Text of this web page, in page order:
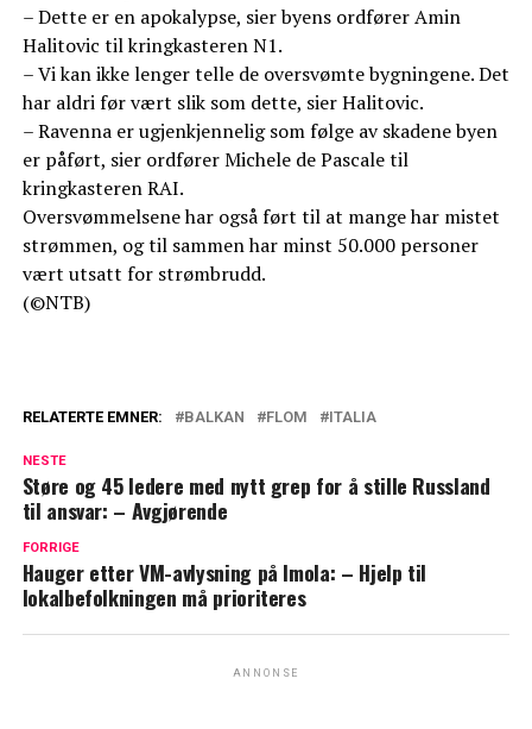
– Dette er en apokalypse, sier byens ordfører Amin
Halitovic til kringkasteren N1.
– Vi kan ikke lenger telle de oversvømte bygningene. Det
har aldri før vært slik som dette, sier Halitovic.
– Ravenna er ugjenkjennelig som følge av skadene byen
er påført, sier ordfører Michele de Pascale til
kringkasteren RAI.
Oversvømmelsene har også ført til at mange har mistet
strømmen, og til sammen har minst 50.000 personer
vært utsatt for strømbrudd.
(©NTB)
RELATERTE EMNER: BALKAN FLOM ITALIA
NESTE
Støre og 45 ledere med nytt grep for å stille Russland
til ansvar: – Avgjørende
FORRIGE
Hauger etter VM-avlysning på Imola: – Hjelp til
lokalbefolkningen må prioriteres
ANNONSE